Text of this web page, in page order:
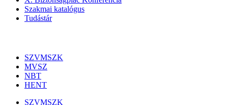
Szakmai katalógus
Tudástár
SZVMSZK
MVSZ
NBT
HENT
SZVMSZK